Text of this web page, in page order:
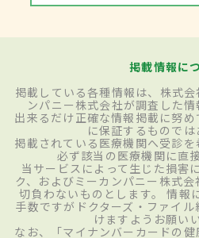
掲載情報に
掲載している各種情報は、株式
ンパニー株式会社が調査した情
出来るだけ正確な情報掲載に努
に保証するものでは
掲載されている医療機関へ受診
必ず該当の医療機関に直
当サービスによって生じた損害
ク、およびミーカンパニー株式
切負わないものとします。 情報
手数ですがドクターズ・ファイ
けますようお願い
なお、「マイナンバーカードの